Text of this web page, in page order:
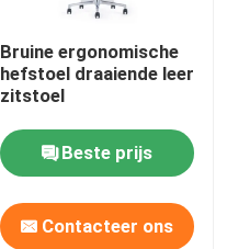
Bruine ergonomische
hefstoel draaiende leer
zitstoel
Beste prijs
Contacteer ons